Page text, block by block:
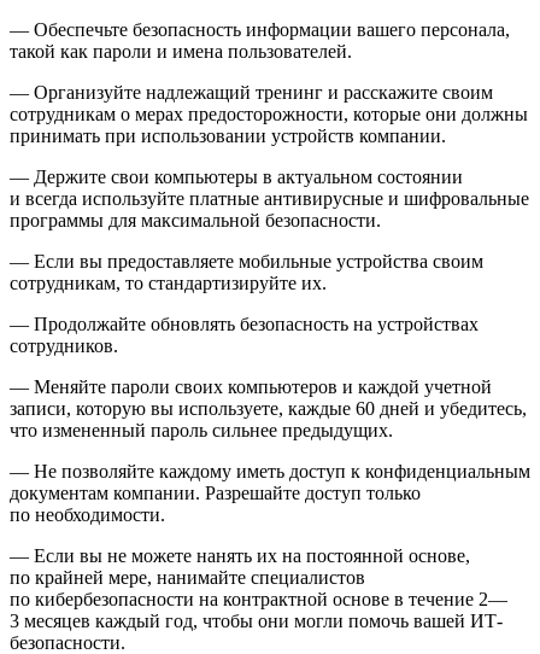
— Обеспечьте безопасность информации вашего персонала,
такой как пароли и имена пользователей.
— Организуйте надлежащий тренинг и расскажите своим
сотрудникам о мерах предосторожности, которые они должны
принимать при использовании устройств компании.
— Держите свои компьютеры в актуальном состоянии
и всегда используйте платные антивирусные и шифровальные
программы для максимальной безопасности.
— Если вы предоставляете мобильные устройства своим
сотрудникам, то стандартизируйте их.
— Продолжайте обновлять безопасность на устройствах
сотрудников.
— Меняйте пароли своих компьютеров и каждой учетной
записи, которую вы используете, каждые 60 дней и убедитесь,
что измененный пароль сильнее предыдущих.
— Не позволяйте каждому иметь доступ к конфиденциальным
документам компании. Разрешайте доступ только
по необходимости.
— Если вы не можете нанять их на постоянной основе,
по крайней мере, нанимайте специалистов
по кибербезопасности на контрактной основе в течение 2—
3 месяцев каждый год, чтобы они могли помочь вашей ИТ-
безопасности.